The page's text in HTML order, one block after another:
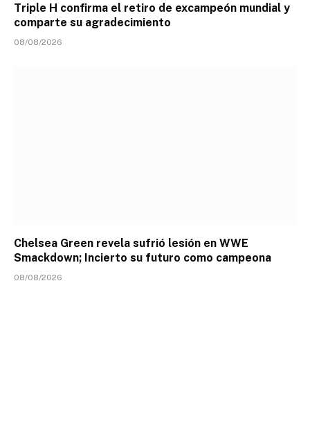
Triple H confirma el retiro de excampeón mundial y
comparte su agradecimiento
08/08/2026
Chelsea Green revela sufrió lesión en WWE
Smackdown; Incierto su futuro como campeona
08/08/2026